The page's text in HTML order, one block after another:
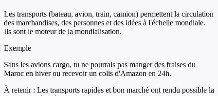
Les transports (bateau, avion, train, camion) permettent la circulation
des marchandises, des personnes et des idées à l'échelle mondiale.
Ils sont le moteur de la mondialisation.
Exemple
Sans les avions cargo, tu ne pourrais pas manger des fraises du
Maroc en hiver ou recevoir un colis d'Amazon en 24h.
À retenir : Les transports rapides et bon marché ont rendu possible la